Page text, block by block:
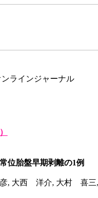
ラインジャーナル
位胎盤早期剥離の1例
, 大西 洋介, 大村 喜三